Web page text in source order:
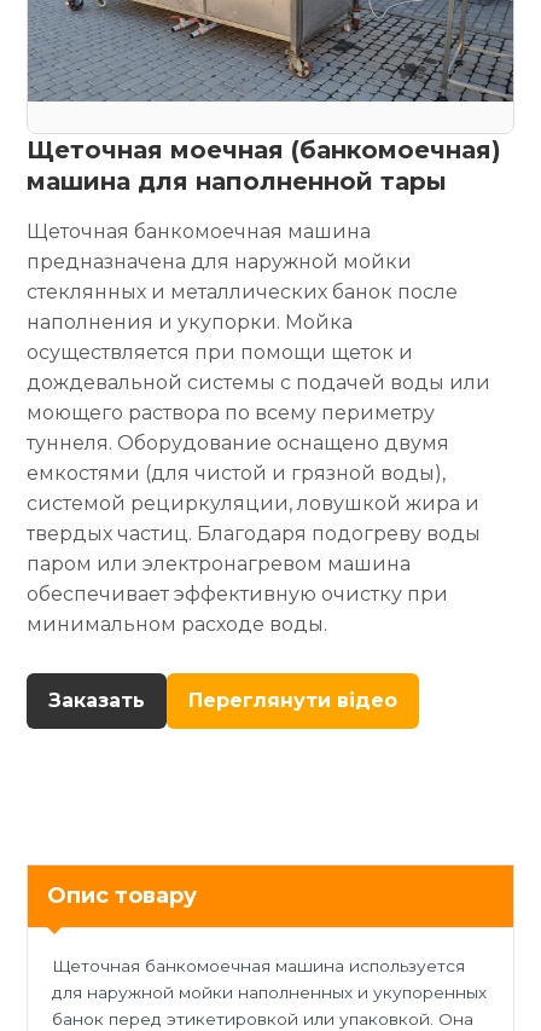
Щеточная моечная (банкомоечная)
машина для наполненной тары
Щеточная банкомоечная машина
предназначена для наружной мойки
стеклянных и металлических банок после
наполнения и укупорки. Мойка
осуществляется при помощи щеток и
дождевальной системы с подачей воды или
моющего раствора по всему периметру
туннеля. Оборудование оснащено двумя
емкостями (для чистой и грязной воды),
системой рециркуляции, ловушкой жира и
твердых частиц. Благодаря подогреву воды
паром или электронагревом машина
обеспечивает эффективную очистку при
минимальном расходе воды.
Заказать Переглянути відео
Опис товару
Щеточная банкомоечная машина используется
для наружной мойки наполненных и укупоренных
банок перед этикетировкой или упаковкой. Она